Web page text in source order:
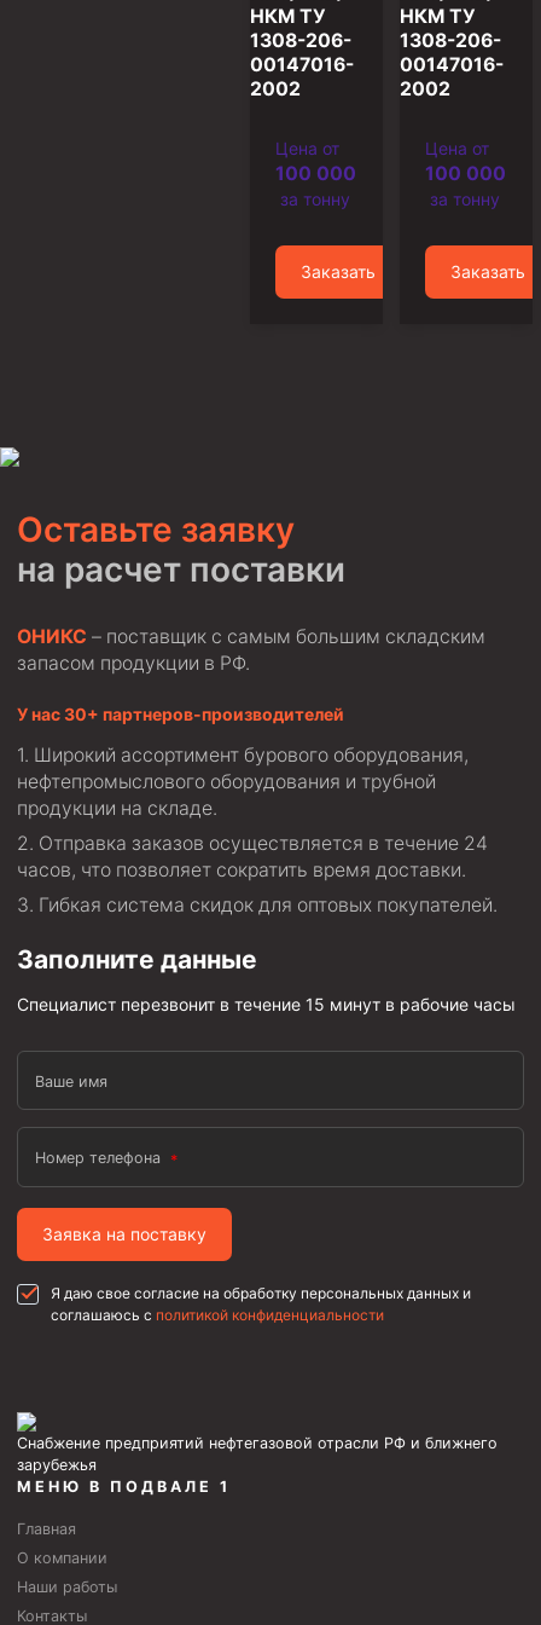
Муфта ОТТГ 168
Муфта ОТТГ 146
Муфта ОТТГ 114
Оборудование для трубопроводов и манифольдов
высокого давления
Задвижки буровые
Буровые насосы
Противовыбросовое оборудование
Системы верхнего привода (СВП)
Элеваторы трубные
Буровые установки
Циркуляционные системы и оборудование для
приготовления и очистки бурового раствора
Технологическая оснастка обсадных колонн
Патрубки цементировочные ПЦ
Краны шаровые КШЗ
Устройство экранирующее для цементирования
Переводники
Кольца ограничительные ПЦ и ЦЦ
Клапаны обратные
Муфты ступенчатого цементирования
НКМ ТУ
1308-206-
00147016-
2002
Цена от
100 000
за тонну
Заказать
НКМ ТУ
1308-206-
00147016-
2002
Цена от
100 000
за тонну
Заказать
Оставьте заявку
на расчет поставки
ОНИКС – поставщик с самым большим складским
запасом продукции в РФ.
У нас 30+ партнеров-производителей
Широкий ассортимент бурового оборудования,
нефтепромыслового оборудования и трубной
продукции на складе.
Отправка заказов осуществляется в течение 24
часов, что позволяет сократить время доставки.
Гибкая система скидок для оптовых покупателей.
Заполните данные
Специалист перезвонит в течение 15 минут в рабочие часы
Ваше имя
Номер телефона
Заявка на поставку
Я даю свое согласие на обработку персональных данных и
соглашаюсь с политикой конфиденциальности
Снабжение предприятий нефтегазовой отрасли РФ и ближнего
зарубежья
МЕНЮ В ПОДВАЛЕ 1
Главная
О компании
Наши работы
Контакты